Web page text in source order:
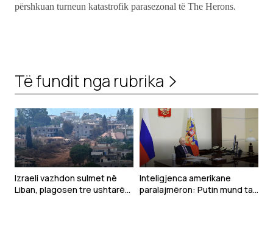
përshkuan turneun katastrofik parasezonal të The Herons.
Të fundit nga rubrika
Izraeli vazhdon sulmet në
Liban, plagosen tre ushtarë
Inteligjenca amerikane
paralajmëron: Putin mund ta